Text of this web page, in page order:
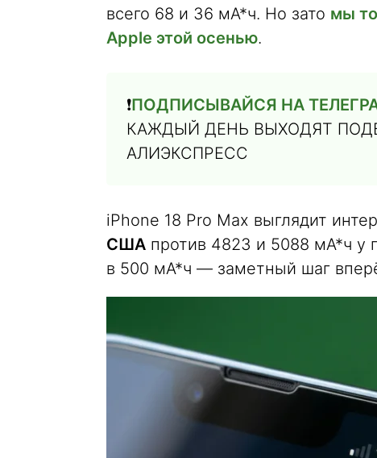
всего 68 и 36 мА*ч. Но зато мы
Apple этой осенью.
❗️ПОДПИСЫВАЙСЯ НА
КАЖДЫЙ ДЕНЬ ВЫХОДЯТ
АЛИЭКСПРЕСС
iPhone 18 Pro Max выглядит
США против 4823 и 5088 мА*ч у
в 500 мА*ч — заметный шаг